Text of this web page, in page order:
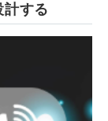
する